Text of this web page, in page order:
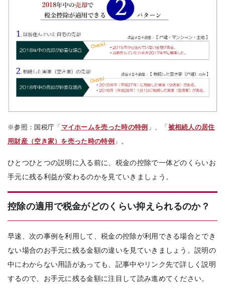
※参照：国税庁「マイホームを売った時の特例 」、「被相続人の居住
用財産（空き家）を売った時の特例 」。
ひとつひとつの説明に入る前に、税金の控除で一体どのくらいお
手元に残る利益が変わるのかを見ていきましょう。
控除の適用で税金がどのくらい抑えられるのか？
早速、次の事例を利用して、税金の控除が利用できる場合とでき
ない場合のお手元に残る金額の違いを見ていきましょう。説明の
中にわからない用語があっても、記事中やリンク先で詳しく説明
するので、お手元に残る金額に注目して読み進めてください。